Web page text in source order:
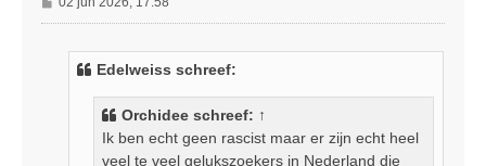
e
Edelweiss schreef:
Orchidee schreef: ↑
Ik ben echt geen rascist maar er zijn echt heel
veel te veel gelukszoekers in Nederland die